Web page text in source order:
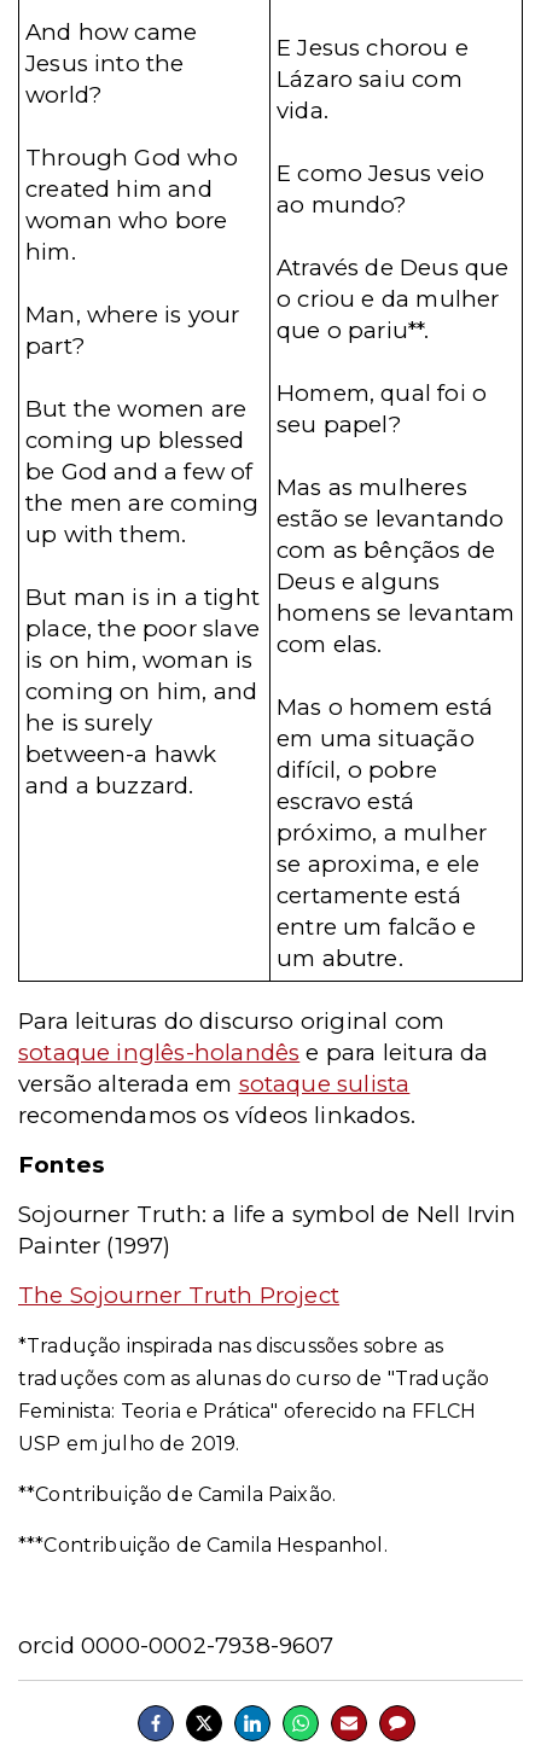
And how came
Jesus into the
world?
Through God who
created him and
woman who bore
him.
Man, where is your
part?
But the women are
coming up blessed
be God and a few of
the men are coming
up with them.
But man is in a tight
place, the poor slave
is on him, woman is
coming on him, and
he is surely
between-a hawk
and a buzzard.
E Jesus chorou e
Lázaro saiu com
vida.
E como Jesus veio
ao mundo?
Através de Deus que
o criou e da mulher
que o pariu**.
Homem, qual foi o
seu papel?
Mas as mulheres
estão se levantando
com as bênçãos de
Deus e alguns
homens se levantam
com elas.
Mas o homem está
em uma situação
difícil, o pobre
escravo está
próximo, a mulher
se aproxima, e ele
certamente está
entre um falcão e
um abutre.
Para leituras do discurso original com
sotaque inglês-holandês e para leitura da
versão alterada em sotaque sulista
recomendamos os vídeos linkados.
Fontes
Sojourner Truth: a life a symbol de Nell Irvin
Painter (1997)
The Sojourner Truth Project
*Tradução inspirada nas discussões sobre as
traduções com as alunas do curso de "Tradução
Feminista: Teoria e Prática" oferecido na FFLCH
USP em julho de 2019.
**Contribuição de Camila Paixão.
***Contribuição de Camila Hespanhol.
orcid 0000-0002-7938-9607